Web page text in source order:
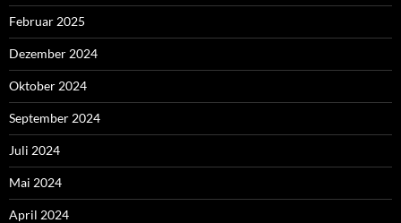
Februar 2025
Dezember 2024
Oktober 2024
September 2024
Juli 2024
Mai 2024
April 2024